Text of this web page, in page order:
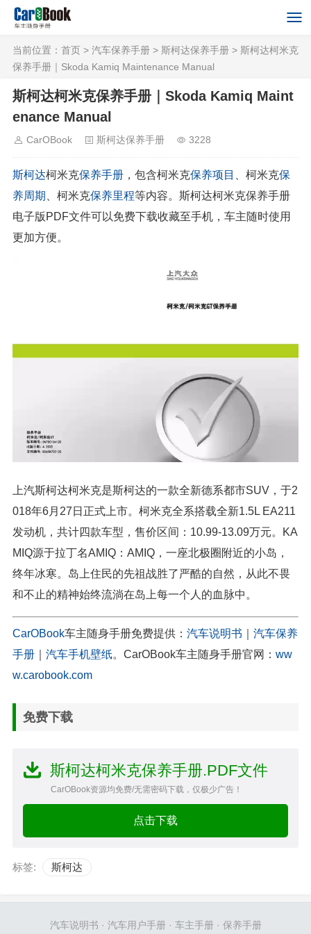
当前位置： 首页 > 汽车保养手册 > 斯柯达保养手册 > 斯柯达柯米克
保养手册｜Skoda Kamiq Maintenance Manual
斯柯达柯米克保养手册｜Skoda Kamiq Maint
enance Manual
CarOBook 斯柯达保养手册 3228
斯柯达柯米克保养手册 ，包含柯米克保养项目 、柯米克保
养周期
、柯米克保养里程等内容。斯柯达柯米克保养手册
电子版PDF文件可以免费下载收藏至手机，车主随时使用
更加方便。
上汽斯柯达柯米克是斯柯达的一款全新德系都市SUV，于2
018年6月27日正式上市。柯米克全系搭载全新1.5L EA211
发动机，共计四款车型，售价区间：10.99-13.09万元。KA
MIQ源于拉丁名AMIQ：AMIQ，一座北极圈附近的小岛，
终年冰寒。岛上住民的先祖战胜了严酷的自然，从此不畏
和不止的精神始终流淌在岛上每一个人的血脉中。
CarOBook车主随身手册免费提供： 汽车说明书
汽车保养
手册
汽车手机壁纸。CarOBook车主随身手册官网： ww
w.carobook.com
免费下载
斯柯达柯米克保养手册.PDF文件
CarOBook资源均免费/无需密码下载，仅极少广告！
点击下载
标签: 斯柯达
汽车说明书 · 汽车用户手册· 车主手册· 保养手册